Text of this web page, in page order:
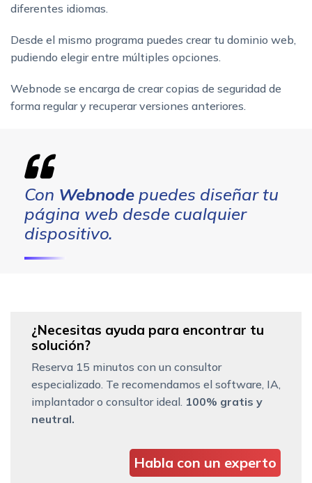
diferentes idiomas.
Desde el mismo programa puedes crear tu dominio web,
pudiendo elegir entre múltiples opciones.
Webnode se encarga de crear copias de seguridad de
forma regular y recuperar versiones anteriores.
Con Webnode puedes diseñar tu
página web desde cualquier
dispositivo.
¿Necesitas ayuda para encontrar tu
solución?
Reserva 15 minutos con un consultor
especializado. Te recomendamos el software, IA,
implantador o consultor ideal. 100% gratis y
neutral.
Habla con un experto